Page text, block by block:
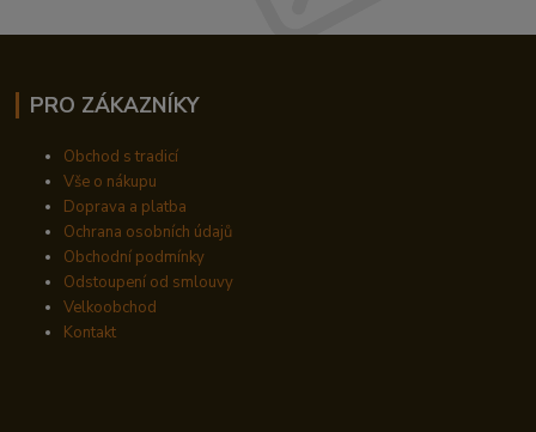
PRO ZÁKAZNÍKY
Obchod s tradicí
Vše o nákupu
Doprava a platba
Ochrana osobních údajů
Obchodní podmínky
Odstoupení od smlouvy
Velkoobchod
Kontakt